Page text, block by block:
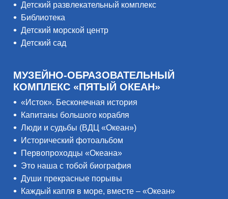
Детский развлекательный комплекс
Библиотека
Детский морской центр
Детский сад
МУЗЕЙНО-ОБРАЗОВАТЕЛЬНЫЙ
КОМПЛЕКС «ПЯТЫЙ ОКЕАН»
«Исток». Бесконечная история
Капитаны большого корабля
Люди и судьбы (ВДЦ «Океан»)
Исторический фотоальбом
Первопроходцы «Океана»
Это наша с тобой биография
Души прекрасные порывы
Каждый капля в море, вместе – «Океан»